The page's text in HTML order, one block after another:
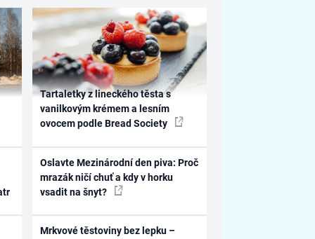
Tartaletky z lineckého těsta s
vanilkovým krémem a lesním
ovocem podle Bread Society
Oslavte Mezinárodní den piva: Proč
mrazák ničí chuť a kdy v horku
vsadit na šnyt?
Mrkvové těstoviny bez lepku –